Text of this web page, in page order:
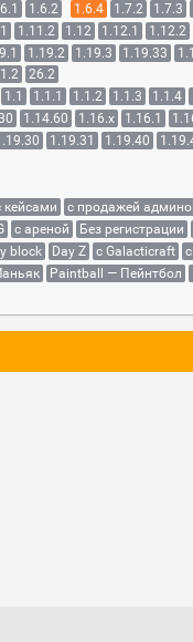
1.6.2 1.6.4 1.7.2 1.7.3
1.11.2 1.12 1.12.1 1.12.2
1.19.2 1.19.3 1.19.33
26.2
1.1 1.1.1 1.1.2 1.1.3 1.1.4
1.14.60 1.16.x 1.16.1
1.19.31 1.19.40
кейсами с продажей
с ареной Без регистрации
block Day Z с Galacticraft
Paintball — Пейнтбол